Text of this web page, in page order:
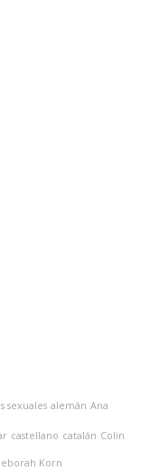
sexuales alemán Ana
castellano catalán Colin
Korn